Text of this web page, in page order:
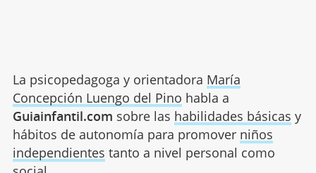
La psicopedagoga y orientadora María
Concepción Luengo del Pino habla a
Guiainfantil.com sobre las habilidades básicas y
hábitos de autonomía para promover niños
independientes tanto a nivel personal como